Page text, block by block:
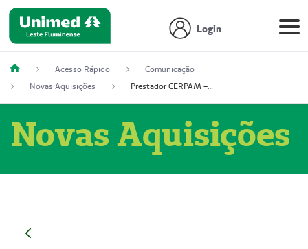
Login
Acesso Rápido
Comunicação
Novas Aquisições
Prestador CERPAM – Centro de Reabilitação S/S Ltda-ME (52004274-8)
Novas Aquisições